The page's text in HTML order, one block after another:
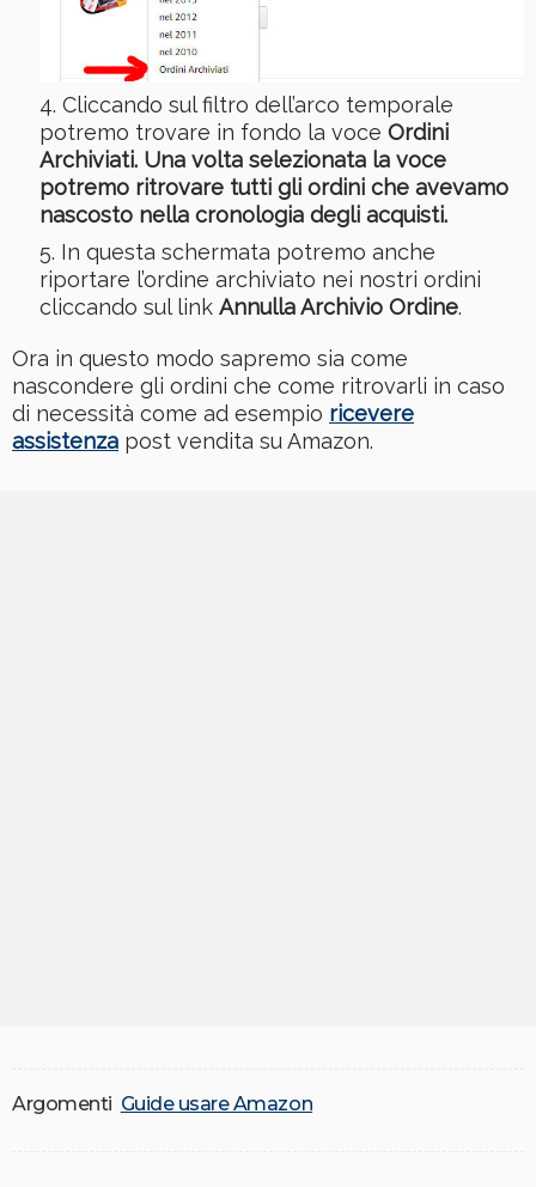
Cliccando sul filtro dell’arco temporale
potremo trovare in fondo la voce Ordini
Archiviati. Una volta selezionata la voce
potremo ritrovare tutti gli ordini che avevamo
nascosto nella cronologia degli acquisti.
In questa schermata potremo anche
riportare l’ordine archiviato nei nostri ordini
cliccando sul link Annulla Archivio Ordine.
Ora in questo modo sapremo sia come
nascondere gli ordini che come ritrovarli in caso
di necessità come ad esempio ricevere
assistenza post vendita su Amazon.
Argomenti Guide usare Amazon